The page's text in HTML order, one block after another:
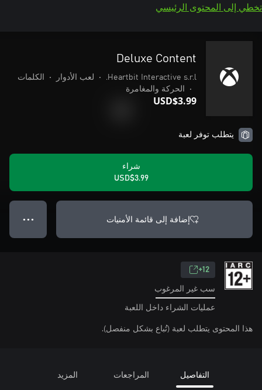
تخطي إلى المحتوى الرئيسي
Deluxe Content
Heartbit Interactive s.r.l.
• لعب الأدوار •
الكلمات
•
الحركة والمغامرة
USD$3.99
يتطلب توفر لعبة
شراء
USD$3.99
إضافة إلى قائمة الأمنيات ● ● ●
12+
سب غير المرغوب
عمليات الشراء داخل اللعبة
هذا المحتوى يتطلب لعبة (تُباع بشكل منفصل).
التفاصيل المراجعات المزيد